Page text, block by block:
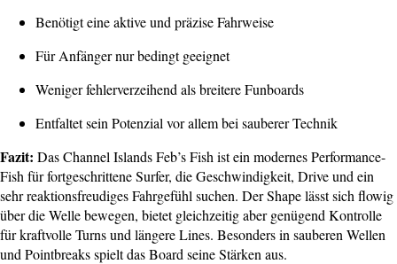
Benötigt eine aktive und präzise Fahrweise
Für Anfänger nur bedingt geeignet
Weniger fehlerverzeihend als breitere Funboards
Entfaltet sein Potenzial vor allem bei sauberer Technik
Fazit: Das Channel Islands Feb’s Fish ist ein modernes Performance-
Fish für fortgeschrittene Surfer, die Geschwindigkeit, Drive und ein
sehr reaktionsfreudiges Fahrgefühl suchen. Der Shape lässt sich flowig
über die Welle bewegen, bietet gleichzeitig aber genügend Kontrolle
für kraftvolle Turns und längere Lines. Besonders in sauberen Wellen
und Pointbreaks spielt das Board seine Stärken aus.